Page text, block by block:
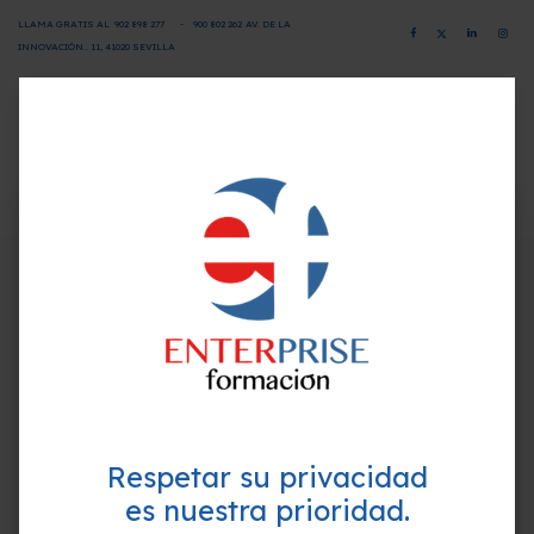
LLAMA GRATIS AL 902 898 277 - 900 802 262 AV. DE LA
INNOVACIÓN.. 11, 41020 SEVILLA
Programa-Contenido
Unidad 2: Implementación y configuración básicas de
Unidad 4: Implementación avanzada de GA4
¿Quieres formarte GRATIS y
mejorar tu perfil profesional?
Empieza hoy mismo. Te ayudamos a elegir el
mejor curso para ti.
Respetar su privacidad
es nuestra prioridad.